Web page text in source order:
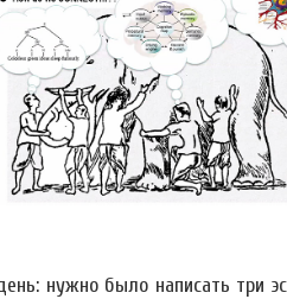
нужно было написать три